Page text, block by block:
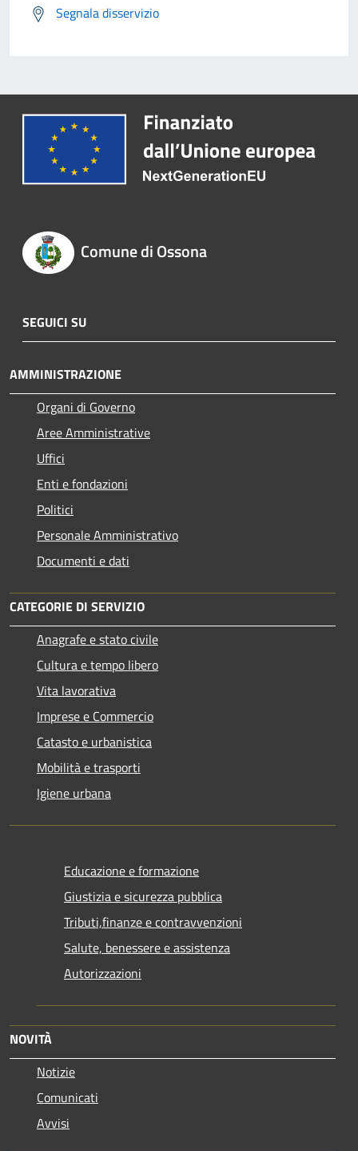
Segnala disservizio
Comune di Ossona
SEGUICI SU
AMMINISTRAZIONE
Organi di Governo
Aree Amministrative
Uffici
Enti e fondazioni
Politici
Personale Amministrativo
Documenti e dati
CATEGORIE DI SERVIZIO
Anagrafe e stato civile
Cultura e tempo libero
Vita lavorativa
Imprese e Commercio
Catasto e urbanistica
Mobilità e trasporti
Igiene urbana
Educazione e formazione
Giustizia e sicurezza pubblica
Tributi,finanze e contravvenzioni
Salute, benessere e assistenza
Autorizzazioni
NOVITÀ
Notizie
Comunicati
Avvisi